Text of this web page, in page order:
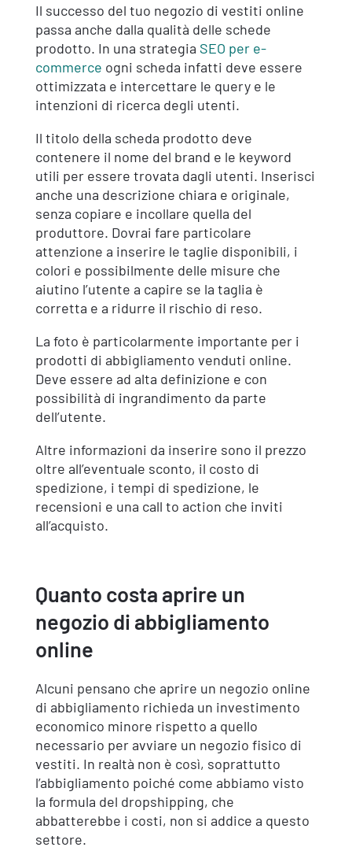
Il successo del tuo negozio di vestiti online
passa anche dalla qualità delle schede
prodotto. In una strategia SEO per e-
commerce ogni scheda infatti deve essere
ottimizzata e intercettare le query e le
intenzioni di ricerca degli utenti.
Il titolo della scheda prodotto deve
contenere il nome del brand e le keyword
utili per essere trovata dagli utenti. Inserisci
anche una descrizione chiara e originale,
senza copiare e incollare quella del
produttore. Dovrai fare particolare
attenzione a inserire le taglie disponibili, i
colori e possibilmente delle misure che
aiutino l’utente a capire se la taglia è
corretta e a ridurre il rischio di reso.
La foto è particolarmente importante per i
prodotti di abbigliamento venduti online.
Deve essere ad alta definizione e con
possibilità di ingrandimento da parte
dell’utente.
Altre informazioni da inserire sono il prezzo
oltre all’eventuale sconto, il costo di
spedizione, i tempi di spedizione, le
recensioni e una call to action che inviti
all’acquisto.
Quanto costa aprire un
negozio di abbigliamento
online
Alcuni pensano che aprire un negozio online
di abbigliamento richieda un investimento
economico minore rispetto a quello
necessario per avviare un negozio fisico di
vestiti. In realtà non è così, soprattutto
l’abbigliamento poiché come abbiamo visto
la formula del dropshipping, che
abbatterebbe i costi, non si addice a questo
settore.